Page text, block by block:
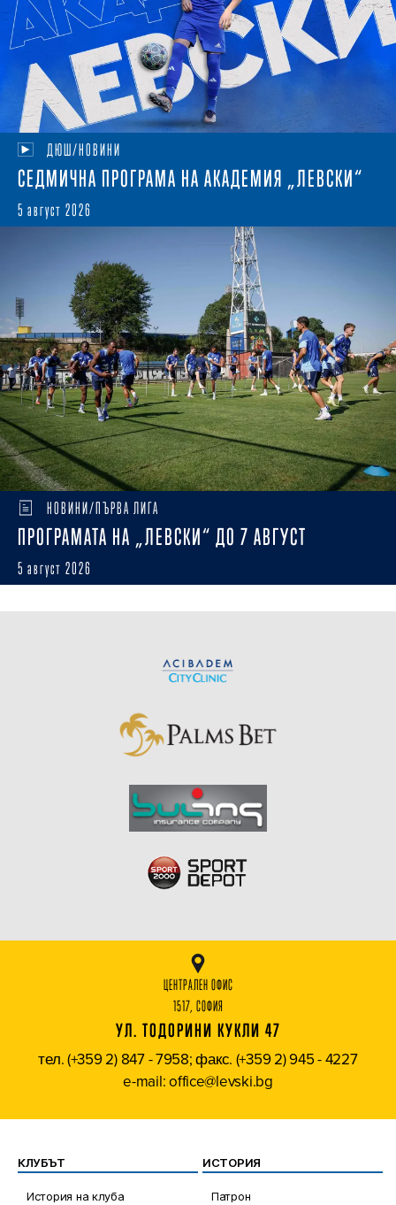
ДЮШ/НОВИНИ
СЕДМИЧНА ПРОГРАМА НА АКАДЕМИЯ „ЛЕВСКИ“
5 август 2026
НОВИНИ/ПЪРВА ЛИГА
ПРОГРАМАТА НА „ЛЕВСКИ“ ДО 7 АВГУСТ
5 август 2026
ЦЕНТРАЛЕН ОФИС
1517, СОФИЯ
УЛ. ТОДОРИНИ КУКЛИ 47
тел. (+359 2) 847 - 7958; факс. (+359 2) 945 - 4227
e-mail: office@levski.bg
КЛУБЪТ
История на клуба
ИСТОРИЯ
Патрон